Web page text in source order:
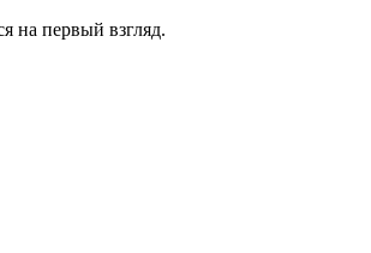
на первый взгляд.